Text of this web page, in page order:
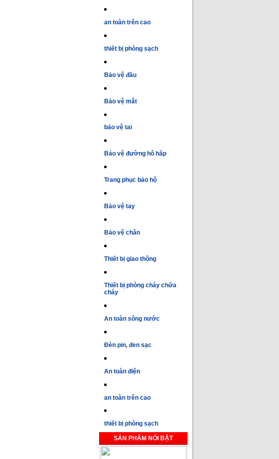
an toàn trên cao
thiết bị phòng sạch
Bảo vệ đầu
Bảo vệ mắt
bảo vệ tai
Bảo vệ đường hô hấp
Trang phục bảo hộ
Bảo vệ tay
Bảo vệ chân
Thiết bị giao thông
Thiết bị phòng cháy chữa
cháy
An toàn sông nước
Đèn pin, đen sạc
An toàn điện
an toàn trên cao
thiết bị phòng sạch
SẢN PHẨM NỔI BẬT